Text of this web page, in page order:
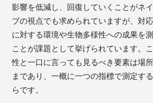
影響を低減し、回復していくことがネ
ブの視点でも求められていますが、対
に対する環境や生物多様性への成果を
ことが課題として挙げられています。
性と一口に言っても見るべき要素は場
まであり、一概に一つの指標で測定す
らです。